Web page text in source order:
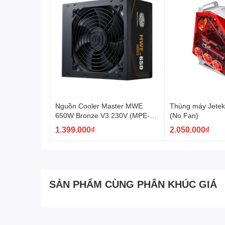
Phụ kiện đi kèm
Nguồn Cooler Master MWE
650W Bronze V3 230V (MPE-
6501-ACABW-3BEU)
1.399.000₫
Thùng máy
(No Fan)
2.050.000₫
SẢN PHẨM CÙNG PHÂN KHÚC GIÁ